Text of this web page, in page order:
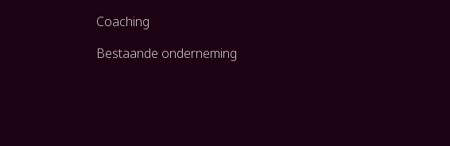
Coaching
Bestaande onderneming